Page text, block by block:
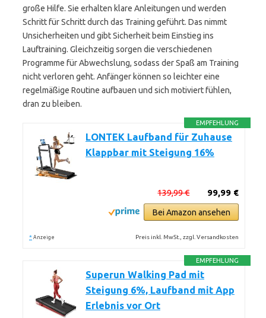
große Hilfe. Sie erhalten klare Anleitungen und werden
Schritt für Schritt durch das Training geführt. Das nimmt
Unsicherheiten und gibt Sicherheit beim Einstieg ins
Lauftraining. Gleichzeitig sorgen die verschiedenen
Programme für Abwechslung, sodass der Spaß am Training
nicht verloren geht. Anfänger können so leichter eine
regelmäßige Routine aufbauen und sich motiviert fühlen,
dran zu bleiben.
EMPFEHLUNG
LONTEK Laufband für Zuhause
Klappbar mit Steigung 16%
99,99 €
139,99 €
Bei Amazon ansehen
* Anzeige Preis inkl. MwSt., zzgl. Versandkosten
EMPFEHLUNG
Superun Walking Pad mit
Steigung 6%, Laufband mit App
Erlebnis vor Ort